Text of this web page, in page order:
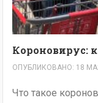
Короновирус:
ОПУБЛИКОВАНО: 18
Что такое